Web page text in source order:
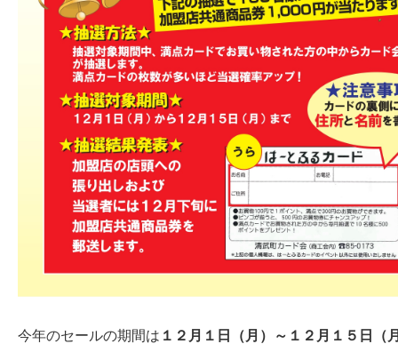
今年のセールの期間は １２月１日（月）～１２月１５日（